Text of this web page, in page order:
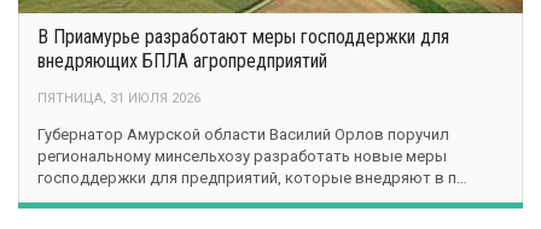
В Приамурье разработают меры господдержки для
внедряющих БПЛА агропредприятий
ПЯТНИЦА, 31 ИЮЛЯ 2026
Губернатор Амурской области Василий Орлов поручил
региональному минсельхозу разработать новые меры
господдержки для предприятий, которые внедряют в п…